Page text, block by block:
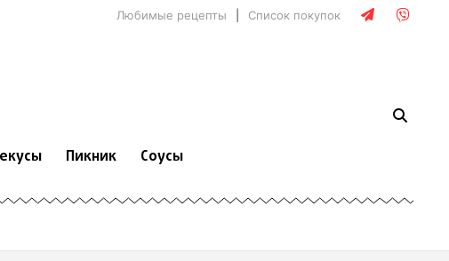
Любимые рецепты Список покупок
Пикник Соусы